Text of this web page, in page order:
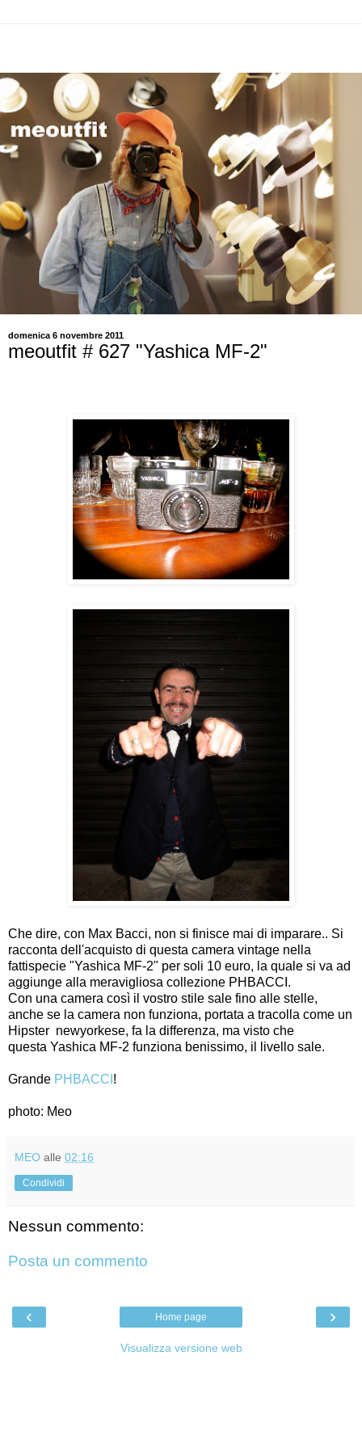
domenica 6 novembre 2011
meoutfit # 627 "Yashica MF-2"
Che dire, con Max Bacci, non si finisce mai di imparare.. Si
racconta dell'acquisto di questa camera vintage nella
fattispecie "Yashica MF-2" per soli 10 euro, la quale si va ad
aggiunge alla meravigliosa collezione PHBACCI.
Con una camera così il vostro stile sale fino alle stelle,
anche se la camera non funziona, portata a tracolla come un
Hipster newyorkese, fa la differenza, ma visto che
questa Yashica MF-2 funziona benissimo, il livello sale.
Grande PHBACCI !
photo: Meo
MEO alle 02:16
Condividi
Nessun commento:
Posta un commento
‹ ›
Home page
Visualizza versione web